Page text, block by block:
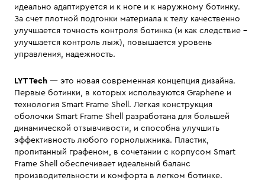
идеально адаптируется и к ноге и к наружному ботинку.
За счет плотной подгонки материала к телу качественно
улучшается точность контроля ботинка (и как следствие -
улучшается контроль лыж), повышается уровень
управления, надежность.
LYT Tech — это новая современная концепция дизайна.
Первые ботинки, в которых используются Graphene и
технология Smart Frame Shell. Легкая конструкция
оболочки Smart Frame Shell разработана для большей
динамической отзывчивости, и способна улучшить
эффективность любого горнолыжника. Пластик,
пропитанный графеном, в сочетании с корпусом Smart
Frame Shell обеспечивает идеальный баланс
производительности и комфорта в легком ботинке.